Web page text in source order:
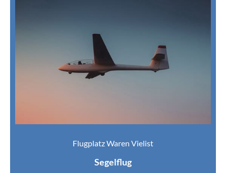
Flugplatz Waren Vielist
Segelflug